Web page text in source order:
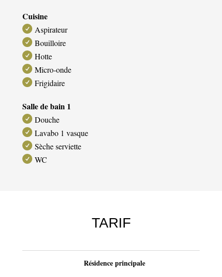
Cuisine
Aspirateur
Bouilloire
Hotte
Micro-onde
Frigidaire
Salle de bain 1
Douche
Lavabo 1 vasque
Sèche serviette
WC
TARIF
Résidence principale